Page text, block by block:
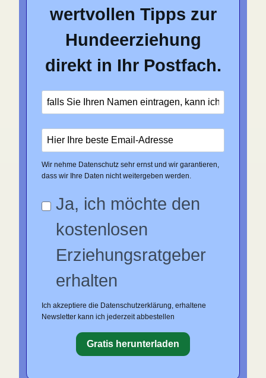
wertvollen Tipps zur
Hundeerziehung
direkt in Ihr Postfach.
Wir nehme Datenschutz sehr ernst und wir garantieren,
dass wir Ihre Daten nicht weitergeben werden.
Ja, ich möchte den
kostenlosen
Erziehungsratgeber
erhalten
Ich akzeptiere die Datenschutzerklärung, erhaltene
Newsletter kann ich jederzeit abbestellen
Gratis herunterladen